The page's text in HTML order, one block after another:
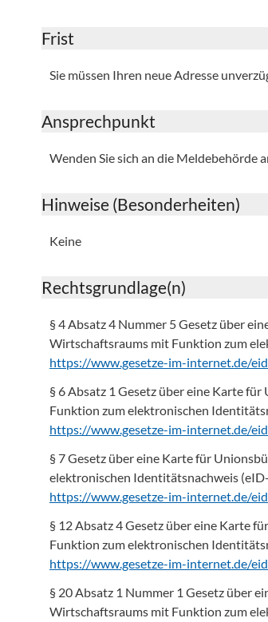
Frist
Sie müssen Ihren neue Adresse
Ansprechpunkt
Wenden Sie sich an die Meldebehörde
Hinweise (Besonderheiten)
Keine
Rechtsgrundlage(n)
§ 4 Absatz 4 Nummer 5 Gesetz über
Wirtschaftsraums mit Funktion zum
https://www.gesetze-im-internet.de/
§ 6 Absatz 1 Gesetz über eine Karte
Funktion zum elektronischen
https://www.gesetze-im-internet.de/
§ 7 Gesetz über eine Karte für
elektronischen Identitätsnachweis
https://www.gesetze-im-internet.de/
§ 12 Absatz 4 Gesetz über eine Karte
Funktion zum elektronischen
https://www.gesetze-im-internet.de/
§ 20 Absatz 1 Nummer 1 Gesetz über
Wirtschaftsraums mit Funktion zum